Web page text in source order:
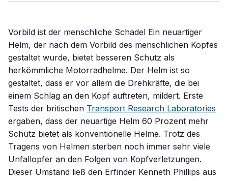
Vorbild ist der menschliche Schädel Ein neuartiger
Helm, der nach dem Vorbild des menschlichen Kopfes
gestaltet wurde, bietet besseren Schutz als
herkömmliche Motorradhelme. Der Helm ist so
gestaltet, dass er vor allem die Drehkräfte, die bei
einem Schlag an den Kopf auftreten, mildert. Erste
Tests der britischen Transport Research Laboratories
ergaben, dass der neuartige Helm 60 Prozent mehr
Schutz bietet als konventionelle Helme. Trotz des
Tragens von Helmen sterben noch immer sehr viele
Unfallopfer an den Folgen von Kopfverletzungen.
Dieser Umstand ließ den Erfinder Kenneth Phillips aus